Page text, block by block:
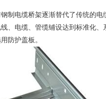
制电缆桥架逐渐替代了传统的电
、电缆、管缆铺设达到标准化
防护盖板。